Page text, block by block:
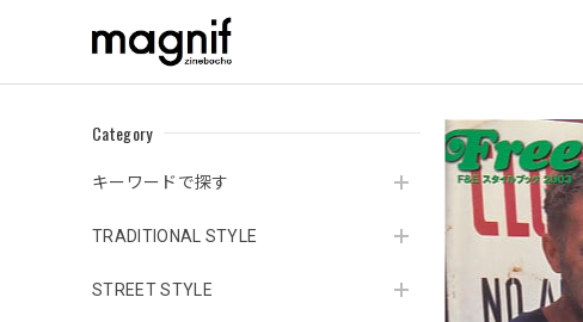
Category
キーワードで探す
TRADITIONAL STYLE
STREET STYLE